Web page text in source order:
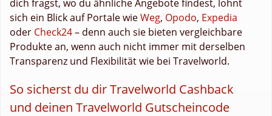
dich fragst, wo du ähnliche Angebote findest, lohnt
sich ein Blick auf Portale wieWeg, Opodo, Expedia
oder Check24– denn auch sie bieten vergleichbare
Produkte an, wenn auch nicht immer mit derselben
Transparenz und Flexibilität wie bei Travelworld.
So sicherst du dir Travelworld Cashback
und deinen Travelworld Gutscheincode